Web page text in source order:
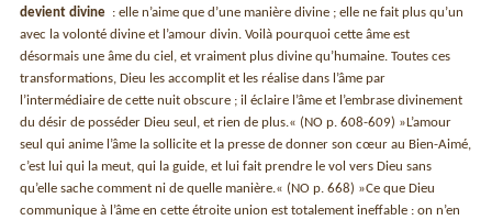
devient divine : elle n’aime que d’une manière divine ; elle ne fait plus qu’un
avec la volonté divine et l’amour divin. Voilà pourquoi cette âme est
désormais une âme du ciel, et vraiment plus divine qu’humaine. Toutes ces
transformations, Dieu les accomplit et les réalise dans l’âme par
l’intermédiaire de cette nuit obscure ; il éclaire l’âme et l’embrase divinement
du désir de posséder Dieu seul, et rien de plus.« (NO p. 608-609) »L’amour
seul qui anime l’âme la sollicite et la presse de donner son cœur au Bien-Aimé,
c’est lui qui la meut, qui la guide, et lui fait prendre le vol vers Dieu sans
qu’elle sache comment ni de quelle manière.« (NO p. 668) »Ce que Dieu
communique à l’âme en cette étroite union est totalement ineffable : on n’en